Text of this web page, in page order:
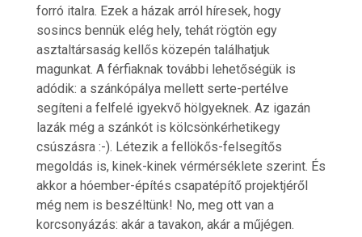
forró italra. Ezek a házak arról híresek, hogy
sosincs bennük elég hely, tehát rögtön egy
asztaltársaság kellős közepén találhatjuk
magunkat. A férfiaknak további lehetőségük is
adódik: a szánkópálya mellett serte-pertélve
segíteni a felfelé igyekvő hölgyeknek. Az igazán
lazák még a szánkót is kölcsönkérhetikegy
csúszásra :-). Létezik a fellökős-felsegítős
megoldás is, kinek-kinek vérmérséklete szerint. És
akkor a hóember-építés csapatépítő projektjéről
még nem is beszéltünk! No, meg ott van a
korcsonyázás: akár a tavakon, akár a műjégen.